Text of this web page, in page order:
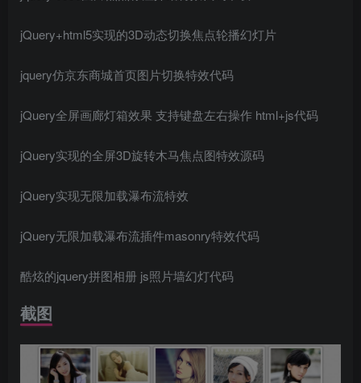
jQuery+html5实现的3D动态切换焦点轮播幻灯片
jquery仿京东商城首页图片切换特效代码
jQuery全屏画廊灯箱效果 支持键盘左右操作 html+js代码
jQuery实现的全屏3D旋转木马焦点图特效源码
jQuery实现无限加载瀑布流特效
jQuery无限加载瀑布流插件masonry特效代码
酷炫的jquery拼图相册 js照片墙幻灯代码
截图